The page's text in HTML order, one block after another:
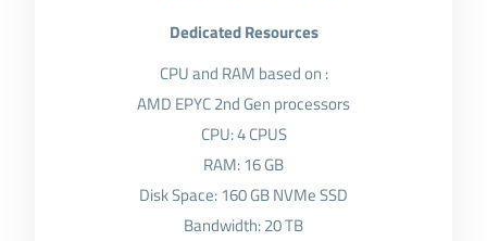
Dedicated Resources
CPU and RAM based on :
AMD EPYC 2nd Gen processors
CPU: 4 CPUS
RAM: 16 GB
Disk Space: 160 GB NVMe SSD
Bandwidth: 20 TB